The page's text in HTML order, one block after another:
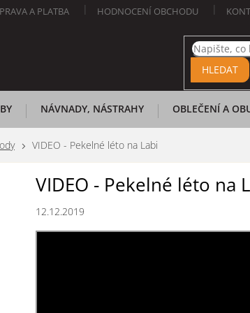
A PLATBA HODNOCENÍ OBCHODU
HLEDAT
NÁVNADY, NÁSTRAHY OBLEČENÍ A
VIDEO - Pekelné léto na Labi
VIDEO - Pekelné léto na
12.12.2019